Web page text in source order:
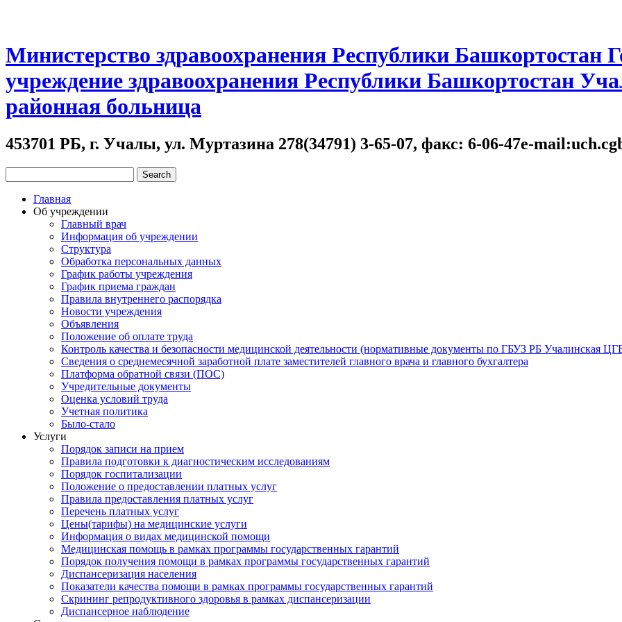
Министерство здравоохранения Республики Башкортостан
учреждение здравоохранения Республики Башкортостан
районная больница
453701 РБ, г. Учалы, ул. Муртазина 278(34791) 3-65-07, факс: 6-06-47e-
Главная
Об учреждении
Главный врач
Информация об учреждении
Структура
Обработка персональных данных
График работы учреждения
График приема граждан
Правила внутреннего распорядка
Новости учреждения
Объявления
Положение об оплате труда
Контроль качества и безопасности медицинской деятельности (нормативные документы по ГБУЗ РБ Учалинская
Сведения о среднемесячной заработной плате заместителей главного врача и главного бухгалтера
Платформа обратной связи (ПОС)
Учредительные документы
Оценка условий труда
Учетная политика
Было-стало
Услуги
Порядок записи на прием
Правила подготовки к диагностическим исследованиям
Порядок госпитализации
Положение о предоставлении платных услуг
Правила предоставления платных услуг
Перечень платных услуг
Цены(тарифы) на медицинские услуги
Информация о видах медицинской помощи
Медицинская помощь в рамках программы государственных гарантий
Порядок получения помощи в рамках программы государственных гарантий
Диспансеризация населения
Показатели качества помощи в рамках программы государственных гарантий
Скрининг репродуктивного здоровья в рамках диспансеризации
Диспансерное наблюдение